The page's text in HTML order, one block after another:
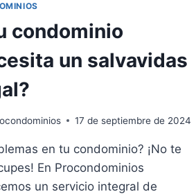
condominio
un salvavidas
17 de septiembre de 2024
en tu condominio? ¡No te
En Procondominios
un servicio integral de